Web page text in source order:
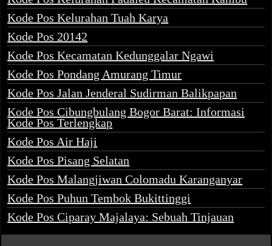
Kode Pos Kelurahan Tuah Karya
Kode Pos 20142
Kode Pos Kecamatan Kedunggalar Ngawi
Kode Pos Pondang Amurang Timur
Kode Pos Jalan Jenderal Sudirman Balikpapan
Kode Pos Cibungbulang Bogor Barat: Informasi
Kode Pos Terlengkap
Kode Pos Air Haji
Kode Pos Pisang Selatan
Kode Pos Malangjiwan Colomadu Karanganyar
Kode Pos Puhun Tembok Bukittinggi
Kode Pos Ciparay Majalaya: Sebuah Tinjauan